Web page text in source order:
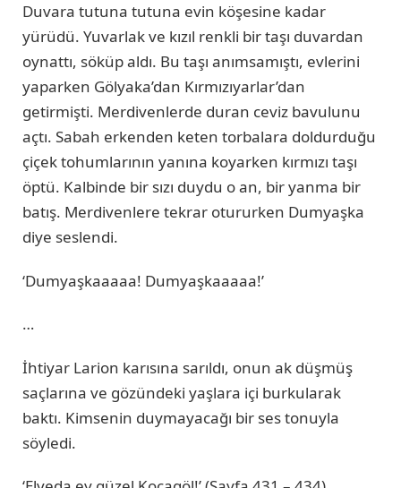
Duvara tutuna tutuna evin köşesine kadar
yürüdü. Yuvarlak ve kızıl renkli bir taşı duvardan
oynattı, söküp aldı. Bu taşı anımsamıştı, evlerini
yaparken Gölyaka’dan Kırmızıyarlar’dan
getirmişti. Merdivenlerde duran ceviz bavulunu
açtı. Sabah erkenden keten torbalara doldurduğu
çiçek tohumlarının yanına koyarken kırmızı taşı
öptü. Kalbinde bir sızı duydu o an, bir yanma bir
batış. Merdivenlere tekrar otururken Dumyaşka
diye seslendi.
‘Dumyaşkaaaaa! Dumyaşkaaaaa!’
…
İhtiyar Larion karısına sarıldı, onun ak düşmüş
saçlarına ve gözündeki yaşlara içi burkularak
baktı. Kimsenin duymayacağı bir ses tonuyla
söyledi.